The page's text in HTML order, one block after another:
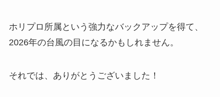
ホリプロ所属という強力なバックアップを得て、
2026年の台風の目になるかもしれません。
それでは、ありがとうございました！